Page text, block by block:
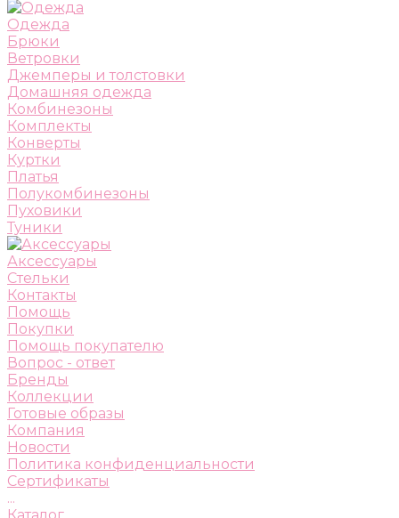
Одежда
Брюки
Ветровки
Джемперы и толстовки
Домашняя одежда
Комбинезоны
Комплекты
Конверты
Куртки
Платья
Полукомбинезоны
Пуховики
Туники
Аксессуары
Стельки
Контакты
Помощь
Покупки
Помощь покупателю
Вопрос - ответ
Бренды
Коллекции
Готовые образы
Компания
Новости
Политика конфиденциальности
Сертификаты
...